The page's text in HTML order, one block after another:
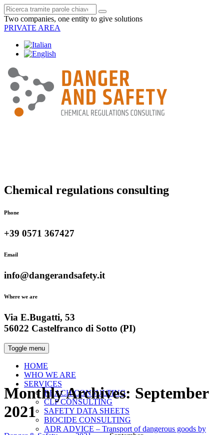
Two companies, one entity to give solutions
PRIVATE AREA
Chemical regulations consulting
Phone
+39 0571 367427
Email
info@dangerandsafety.it
Where we are
Via E.Bugatti, 53
56022 Castelfranco di Sotto (PI)
Toggle menu
HOME
WHO WE ARE
SERVICES
REACH CONSULTING
CLP CONSULTING
SAFETY DATA SHEETS
BIOCIDE CONSULTING
ADR ADVICE – Transport of dangerous goods by
Monthly Archives: September
2021